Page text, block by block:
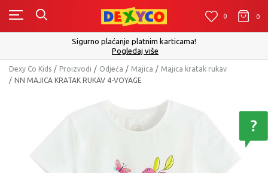
0 0
Sigurno plaćanje platnim karticama!
Pogledaj više
Dexy Co Kids Proizvodi Odjeća Majica
Majica kratak rukav
NN MAJICA KRATAK RUKAV 4-VOYAGE